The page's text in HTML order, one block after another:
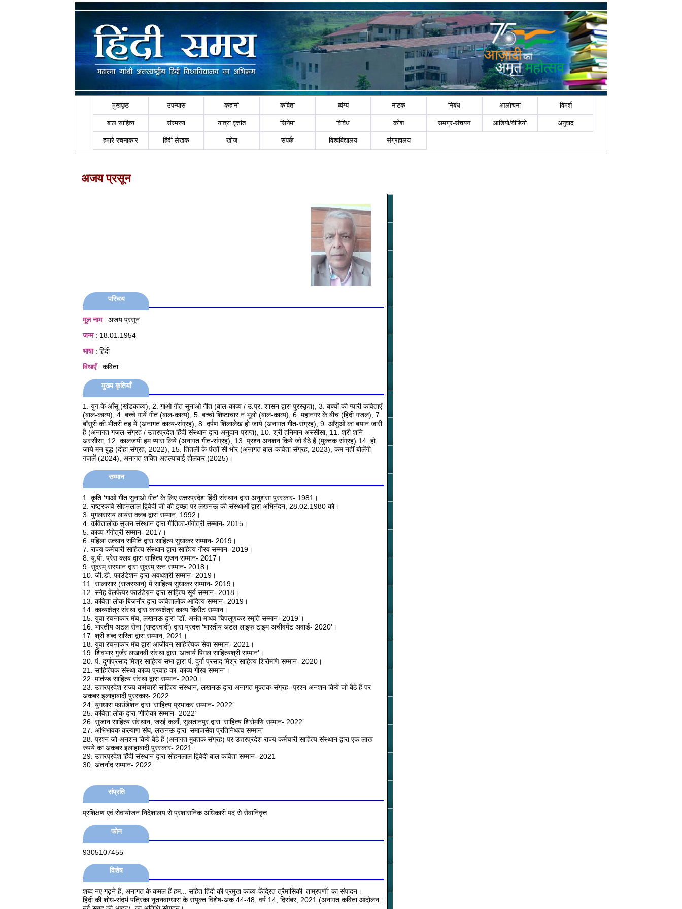
मुखपृष्ठ उपन्यास कहानी कविता व्यंग्य नाटक निबंध आलोचना विमर्श
बाल साहित्य संस्मरण यात्रा वृत्तांत सिनेमा विविध कोश समग्र-संचयन आडियो/वीडियो अनुवाद
हमारे रचनाकार हिंदी लेखक खोज संपर्क विश्वविद्यालय संग्रहालय
अजय प्रसून
परिचय
मूल नाम: अजय प्रसून
जन्म: 18.01.1954
भाषा: हिंदी
विधाएँ: कविता
मुख्य कृतियाँ
1. युग के आँसू (खंडकाव्य), 2. गाओ गीत सुनाओ गीत (बाल-काव्य / उ.प्र. शासन द्वारा पुरस्कृत), 3. बच्चों की प्यारी कविताएँ
(बाल-काव्य), 4. बच्चे गायें गीत (बाल-काव्य), 5. बच्चों शिष्टाचार न भूलो (बाल-काव्य), 6. महानगर के बीच (हिंदी गजल), 7.
बाँसुरी की भीतरी तह में (अनागत काव्य-संग्रह), 8. दर्पण शिलालेख हो जाये (अनागत गीत-संग्रह), 9. आँसुओं का बयान जारी
है (अनागत गजल-संग्रह / उत्तरप्रदेश हिंदी संस्थान द्वारा अनुदान प्राप्त), 10. श्री हनिमान अस्सीसा, 11. श्री शनि
अस्सीसा, 12. कालजयी हम प्यास लिये (अनागत गीत-संग्रह), 13. प्रश्न अनशन किये जो बैठे हैं (मुक्तक संग्रह) 14. हो
जाये मन बुद्ध (दोहा संग्रह, 2022), 15. तितली के पंखों सी भोर (अनागत बाल-कविता संग्रह, 2023), कम नहीं बोलेंगी
गजलें (2024), अनागत शक्ति अहल्याबाई होलकर (2025)।
सम्मान
1. कृति ‘गाओ गीत सुनाओ गीत’ के लिए उत्तरप्रदेश हिंदी संस्थान द्वारा अनुशंसा पुरस्कार- 1981।
2. राष्ट्रकवि सोहनलाल द्विवेदी जी की इच्छा पर लखनऊ की संस्थाओं द्वारा अभिनंदन, 28.02.1980 को।
3. मुगलसराय लायंस क्लब द्वारा सम्मान, 1992।
4. कवितालोक सृजन संस्थान द्वारा गीतिका-गंगोत्री सम्मान- 2015।
5. काव्य-गंगोत्री सम्मान- 2017।
6. महिला उत्थान समिति द्वारा साहित्य सुधाकर सम्मान- 2019।
7. राज्य कर्मचारी साहित्य संस्थान द्वारा साहित्य गौरव सम्मान- 2019।
8. यू.पी. प्रेस क्लब द्वारा साहित्य सृजन सम्मान- 2017।
9. सुंदरम् संस्थान द्वारा सुंदरम् रत्न सम्मान- 2018।
10. जी.डी. फाउंडेशन द्वारा अवधश्री सम्मान- 2019।
11. सालासार (राजस्थान) में साहित्य सुधाकर सम्मान- 2019।
12. स्नेह वेलफेयर फाउंडेय़न द्वारा साहित्य सूर्य सम्मान- 2018।
13. कविता लोक बिजनौर द्वारा कवितालोक आदित्य सम्मान- 2019।
14. काव्यक्षेत्र संस्था द्वारा काव्यक्षेत्र काव्य किरीट सम्मान।
15. युवा रचनाकार मंच, लखनऊ द्वारा ‘डॉ. अनंत माधव चिपलूणकर स्मृति सम्मान- 2019’।
16. भारतीय अटल सेना (राष्ट्रवादी) द्वारा प्रदत्त ‘भारतीय अटल लाइफ टाइम अचीवमेंट अवार्ड- 2020’।
17. श्री शब्द सरिता द्वारा सम्मान, 2021।
18. युवा रचनाकार मंच द्वारा आजीवन साहित्यिक सेवा सम्मान- 2021।
19. शिवभार गुर्जर लखनवी संस्था द्वारा ‘आचार्य पिंगल साहित्यश्री सम्मान’।
20. पं. दुर्गाप्रसाद मिश्र साहित्य सभा द्वारा पं. दुर्गा प्रसाद मिश्र साहित्य शिरोमणि सम्मान- 2020।
21. साहित्यिक संस्था काव्य प्रवाह का ‘काव्य गौरव सम्मान’।
22. मार्तण्ड साहित्य संस्था द्वारा सम्मान- 2020।
23. उत्तरप्रदेश राज्य कर्मचारी साहित्य संस्थान, लखनऊ द्वारा अनागत मुक्तक-संग्रह- प्रश्न अनशन किये जो बैठे हैं पर
अकबर इलाहाबादी पुरस्कार- 2022
24. युगधारा फाउंडेशन द्वारा ‘साहित्य प्रभाकर सम्मान- 2022’
25. कविता लोक द्वारा ‘गीतिका सम्मान- 2022’
26. सुजान साहित्य संस्थान, जरई कलाँ, सुलतानपुर द्वारा ‘साहित्य शिरोमणि सम्मान- 2022’
27. अभिभावक कल्याण संघ, लखनऊ द्वारा ‘समाजसेवा प्रतिनिधत्व सम्मान’
28. प्रश्न जो अनशन किये बैठे हैं (अनागत मुक्तक संग्रह) पर उत्तरप्रदेश राज्य कर्मचारी साहित्य संस्थान द्वारा एक लाख
रुपये का अकबर इलाहाबादी पुरस्कार- 2021
29. उत्तरप्रदेश हिंदी संस्थान द्वारा सोहनलाल द्विवेदी बाल कविता सम्मान- 2021
30. अंतर्नाद सम्मान- 2022
संप्रति
प्रशिक्षण एवं सेवायोजन निदेशालय से प्रशासनिक अधिकारी पद से सेवानिवृत्त
फोन
9305107455
विशेष
शब्द नए गढ़ने हैं, अनागत के कमल हैं हम... सहित हिंदी की प्रमुख काव्य-केंद्रित त्रैमासिकी ‘ताम्रपर्णी’ का संपादन।
हिंदी की शोध-संदर्भ पत्रिका नूतनवाग्धारा के संयुक्त विशेष-अंक 44-48, वर्ष 14, दिसंबर, 2021 (अनागत कविता आंदोलन :